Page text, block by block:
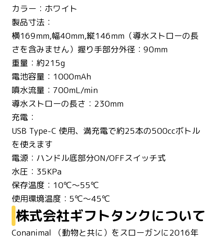
カラー：ホワイト
製品寸法：
横169mm,幅40mm,縦146mm（導水ストローの長
さを含みません）握り手部分外径：90mm
重量：約215g
電池容量：1000mAh
噴水流量：700mL/min
導水ストローの長さ：230mm
充電：
USB Type-C 使用、満充電で約25本の500ccボトル
を使えます
電源：ハンドル底部分ON/OFFスイッチ式
水圧：35KPa
保存温度：10℃～55℃
使用環境温度：5℃～45℃
株式会社ギフトタンクについて
Conanimal （動物と共に）をスローガンに2016年